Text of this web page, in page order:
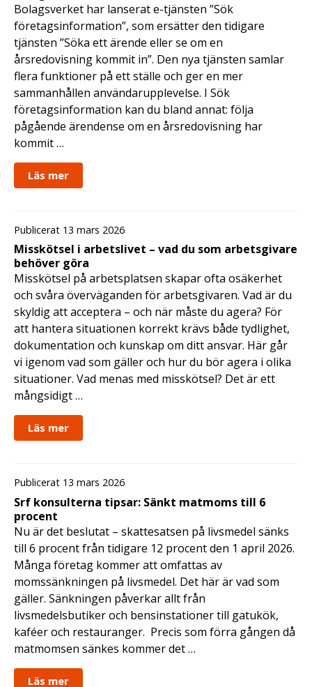
Bolagsverket har lanserat e-tjänsten ”Sök
företagsinformation”, som ersätter den tidigare
tjänsten ”Söka ett ärende eller se om en
årsredovisning kommit in”. Den nya tjänsten samlar
flera funktioner på ett ställe och ger en mer
sammanhållen användarupplevelse. I Sök
företagsinformation kan du bland annat: följa
pågående ärendense om en årsredovisning har
kommit …
Läs mer
Publicerat 13 mars 2026
Misskötsel i arbetslivet – vad du som arbetsgivare
behöver göra
Misskötsel på arbetsplatsen skapar ofta osäkerhet
och svåra överväganden för arbetsgivaren. Vad är du
skyldig att acceptera – och när måste du agera? För
att hantera situationen korrekt krävs både tydlighet,
dokumentation och kunskap om ditt ansvar. Här går
vi igenom vad som gäller och hur du bör agera i olika
situationer. Vad menas med misskötsel? Det är ett
mångsidigt …
Läs mer
Publicerat 13 mars 2026
Srf konsulterna tipsar: Sänkt matmoms till 6
procent
Nu är det beslutat – skattesatsen på livsmedel sänks
till 6 procent från tidigare 12 procent den 1 april 2026.
Många företag kommer att omfattas av
momssänkningen på livsmedel. Det här är vad som
gäller. Sänkningen påverkar allt från
livsmedelsbutiker och bensinstationer till gatukök,
kaféer och restauranger. Precis som förra gången då
matmomsen sänkes kommer det …
Läs mer